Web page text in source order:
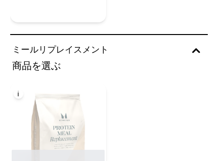
ミールリプレイスメント
商品を選ぶ
i